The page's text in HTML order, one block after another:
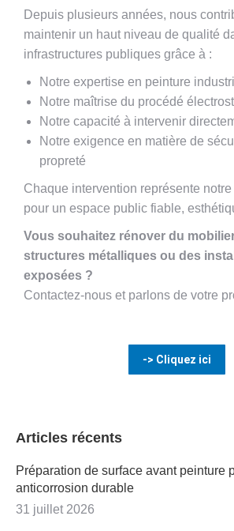
Depuis plusieurs années, nous
maintenir un haut niveau de qualité
infrastructures publiques grâce à :
Notre expertise en peinture
Notre maîtrise du procédé
Notre capacité à intervenir
Notre exigence en matière de
propreté
Chaque intervention représente
pour un espace public fiable,
Vous souhaitez rénover du
structures métalliques ou des
exposées ?
Contactez-nous et parlons de votre
-> Cliquez ici
Articles récents
Préparation de surface avant peinture
anticorrosion durable
31 juillet 2026